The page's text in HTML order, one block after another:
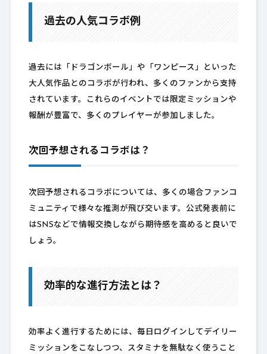
過去の人気コラボ例
過去には「ドラゴンボール」や「ワンピース」といった
大人気作品とのコラボが行われ、多くのファンから支持
されています。これらのイベントでは限定ミッションや
報酬が豊富で、多くのプレイヤーが参加しました。
次回予想されるコラボは？
次回予想されるコラボについては、多くの場合ファンコ
ミュニティで様々な推測が飛び交います。公式発表前に
はSNSなどで情報交換しながら期待感を高めると良いで
しょう。
効率的な進行方法とは？
効率よく進行するためには、毎日ログインしてデイリー
ミッションをこなしつつ、スタミナを無駄なく使うこと